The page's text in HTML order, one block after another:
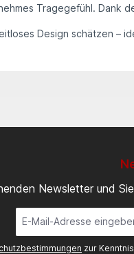
Tragegefühl. Dank
Design schätzen –
Newsletter und
zur